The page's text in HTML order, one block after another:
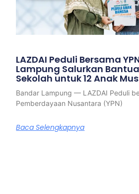
LAZDAI Peduli Bersama
Lampung Salurkan
Sekolah untuk 12 Anak
Bandar Lampung — LAZDAI Peduli
Pemberdayaan Nusantara (YPN)
Baca Selengkapnya